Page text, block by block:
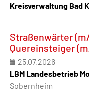
Kreisverwaltung Bad
Straßenwärter
Quereinsteiger
25.07.2026
LBM Landesbetrieb
Sobernheim